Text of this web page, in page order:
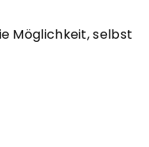
Möglichkeit, selbst